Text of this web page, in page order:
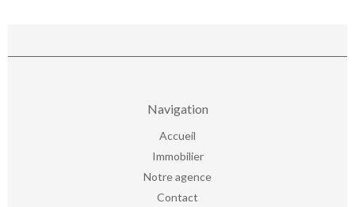
Navigation
Accueil
Immobilier
Notre agence
Contact